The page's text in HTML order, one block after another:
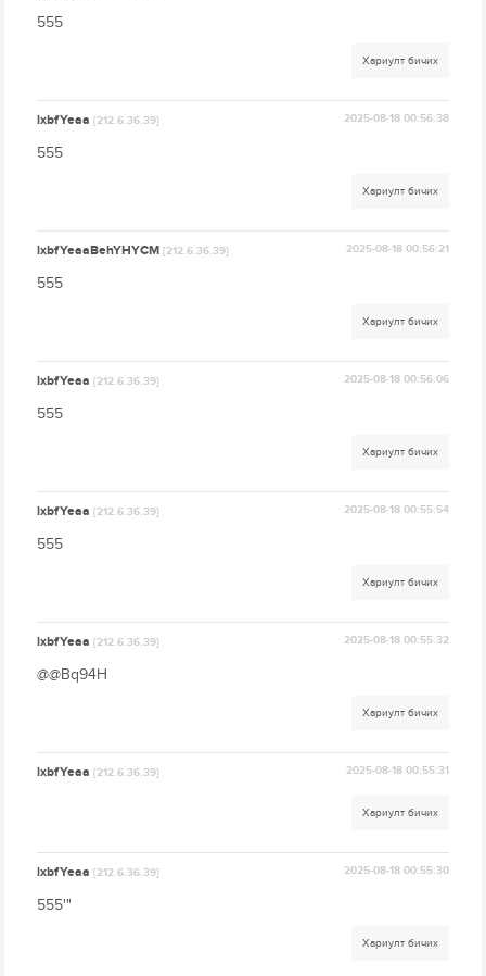
555
Хариулт бичих
lxbfYeaa[212.6.36.39] 2025-08-18 00:56:38
555
Хариулт бичих
lxbfYeaaBehYHYCM[212.6.36.39] 2025-08-18 00:56:21
555
Хариулт бичих
lxbfYeaa[212.6.36.39] 2025-08-18 00:56:06
555
Хариулт бичих
lxbfYeaa[212.6.36.39] 2025-08-18 00:55:54
555
Хариулт бичих
lxbfYeaa[212.6.36.39] 2025-08-18 00:55:32
@@Bq94H
Хариулт бичих
lxbfYeaa[212.6.36.39] 2025-08-18 00:55:31
Хариулт бичих
lxbfYeaa[212.6.36.39] 2025-08-18 00:55:30
555'"
Хариулт бичих